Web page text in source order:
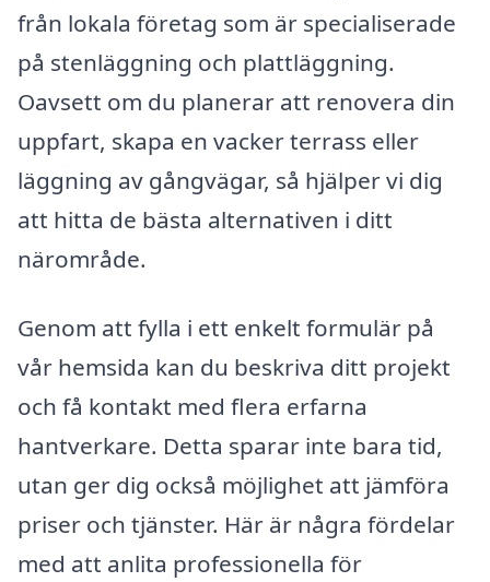
från lokala företag som är specialiserade
på stenläggning och plattläggning.
Oavsett om du planerar att renovera din
uppfart, skapa en vacker terrass eller
läggning av gångvägar, så hjälper vi dig
att hitta de bästa alternativen i ditt
närområde.
Genom att fylla i ett enkelt formulär på
vår hemsida kan du beskriva ditt projekt
och få kontakt med flera erfarna
hantverkare. Detta sparar inte bara tid,
utan ger dig också möjlighet att jämföra
priser och tjänster. Här är några fördelar
med att anlita professionella för